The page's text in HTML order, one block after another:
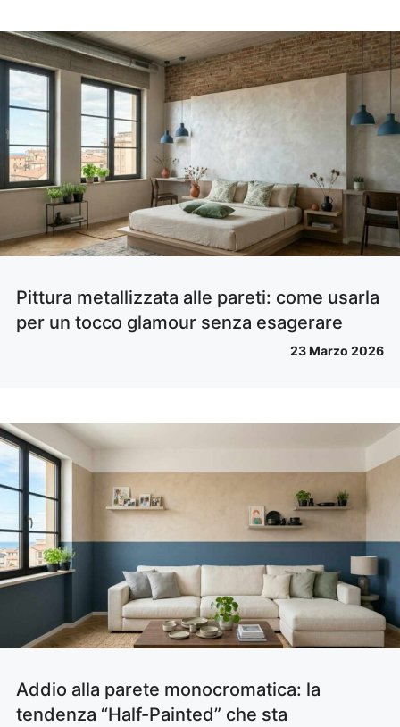
Pittura metallizzata alle pareti: come usarla
per un tocco glamour senza esagerare
23 Marzo 2026
Addio alla parete monocromatica: la
tendenza “Half-Painted” che sta